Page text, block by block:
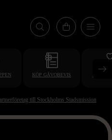
KÖP GÅVOBEVIS
till Stockholms Stadsmission